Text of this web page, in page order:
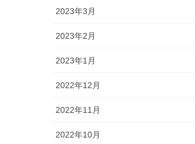
2023年3月
2023年2月
2023年1月
2022年12月
2022年11月
2022年10月